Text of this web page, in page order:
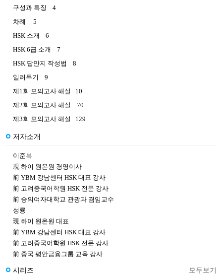
구성과 특징 4
차례 5
HSK 소개 6
HSK 6급 소개 7
HSK 답안지 작성법 8
일러두기 9
제1회 모의고사 해설 10
제2회 모의고사 해설 70
제3회 모의고사 해설 129
저자소개
이준복
現 하이 원온원 경영이사
前 YBM 강남센터 HSK 대표 강사
前 고려중국어학원 HSK 전문 강사
前 숭의여자대학교 관광과 겸임교수
성룡
現 하이 원온원 대표
前 YBM 강남센터 HSK 대표 강사
前 고려중국어학원 HSK 전문 강사
前 중국 평안금융그룹 교육 강사
시리즈 모두보기